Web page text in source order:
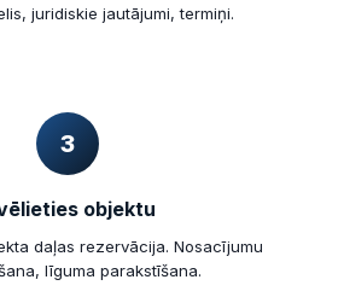
juridiskie jautājumi, termiņi.
3
objektu
daļas rezervācija. Nosacījumu
līguma parakstīšana.